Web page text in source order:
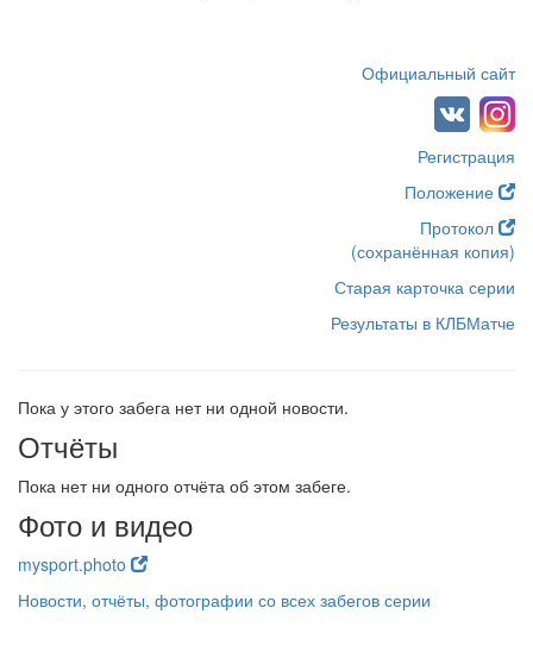
Официальный сайт
Регистрация
Положение
Протокол
(сохранённая копия)
Старая карточка серии
Результаты в КЛБМатче
Пока у этого забега нет ни одной новости.
Отчёты
Пока нет ни одного отчёта об этом забеге.
Фото и видео
mysport.photo
Новости, отчёты, фотографии со всех забегов серии